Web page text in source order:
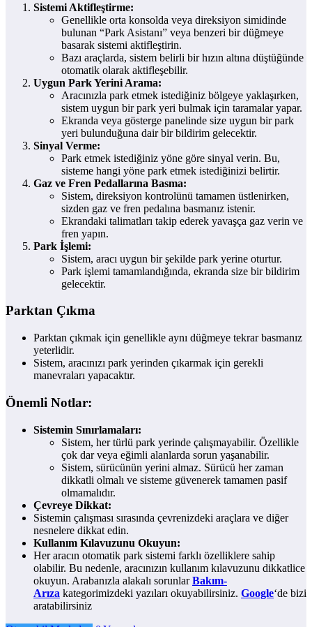
Sistemi Aktifleştirme:
Genellikle orta konsolda veya direksiyon simidinde
bulunan “Park Asistanı” veya benzeri bir düğmeye
basarak sistemi aktifleştirin.
Bazı araçlarda, sistem belirli bir hızın altına düştüğünde
otomatik olarak aktifleşebilir.
Uygun Park Yerini Arama:
Aracınızla park etmek istediğiniz bölgeye yaklaşırken,
sistem uygun bir park yeri bulmak için taramalar yapar.
Ekranda veya gösterge panelinde size uygun bir park
yeri bulunduğuna dair bir bildirim gelecektir.
Sinyal Verme:
Park etmek istediğiniz yöne göre sinyal verin. Bu,
sisteme hangi yöne park etmek istediğinizi belirtir.
Gaz ve Fren Pedallarına Basma:
Sistem, direksiyon kontrolünü tamamen üstlenirken,
sizden gaz ve fren pedalına basmanız istenir.
Ekrandaki talimatları takip ederek yavaşça gaz verin ve
fren yapın.
Park İşlemi:
Sistem, aracı uygun bir şekilde park yerine oturtur.
Park işlemi tamamlandığında, ekranda size bir bildirim
gelecektir.
Parktan Çıkma
Parktan çıkmak için genellikle aynı düğmeye tekrar basmanız
yeterlidir.
Sistem, aracınızı park yerinden çıkarmak için gerekli
manevraları yapacaktır.
Önemli Notlar:
Sistemin Sınırlamaları:
Sistem, her türlü park yerinde çalışmayabilir. Özellikle
çok dar veya eğimli alanlarda sorun yaşanabilir.
Sistem, sürücünün yerini almaz. Sürücü her zaman
dikkatli olmalı ve sisteme güvenerek tamamen pasif
olmamalıdır.
Çevreye Dikkat:
Sistemin çalışması sırasında çevrenizdeki araçlara ve diğer
nesnelere dikkat edin.
Kullanım Kılavuzunu Okuyun:
Her aracın otomatik park sistemi farklı özelliklere sahip
olabilir. Bu nedenle, aracınızın kullanım kılavuzunu dikkatlice
okuyun. Arabanızla alakalı sorunlarBakım-
Arıza kategorimizdeki yazıları okuyabilirsiniz. Google‘de bizi
aratabilirsiniz